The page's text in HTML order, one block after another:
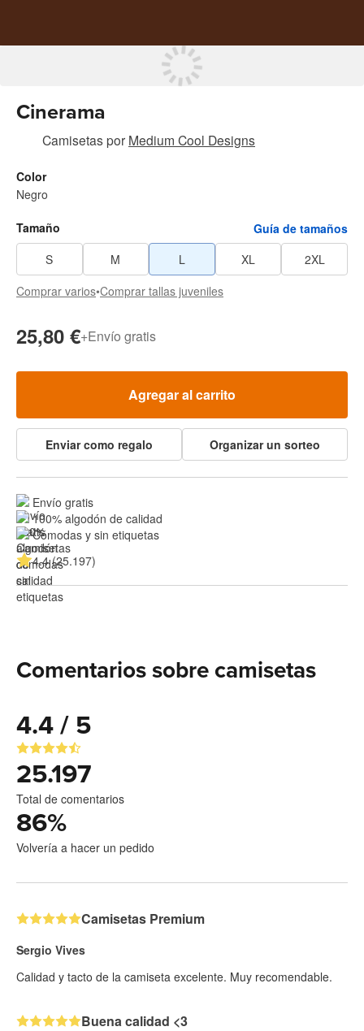
Cinerama
Camisetaspor Medium Cool Designs
Color
Negro
Tamaño
Guía de tamaños
S
M L XL
2XL
Comprar varios•Comprar tallas juveniles
25,80 €+Envío gratis
Agregar al carrito
Enviar como regalo Organizar un sorteo
Envío gratis
100% algodón de calidad
Cómodas y sin etiquetas
4.4 (25.197)
Comentarios sobre camisetas
4.4 / 5
25.197
Total de comentarios
86%
Volvería a hacer un pedido
Camisetas Premium
Sergio Vives
Calidad y tacto de la camiseta excelente. Muy recomendable.
Buena calidad <3